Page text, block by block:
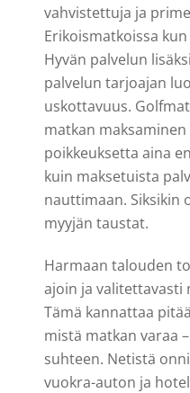
vahvistettuja ja
Erikoismatkoissa
Hyvän palvelun
palvelun tarjoajan
uskottavuus.
matkan
poikkeuksetta aina
kuin maksetuista
nauttimaan. Siksikin
myyjän taustat.
Harmaan talouden
ajoin ja valitettavasti
Tämä kannattaa
mistä matkan varaa
suhteen. Netistä
vuokra-auton ja